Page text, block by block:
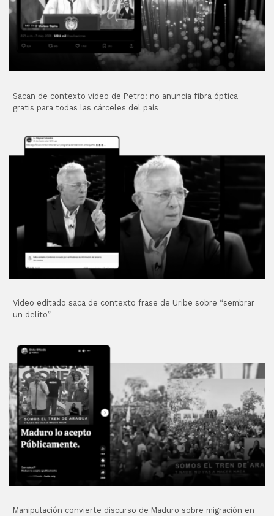
Sacan de contexto video de Petro: no anuncia fibra óptica
gratis para todas las cárceles del país
Video editado saca de contexto frase de Uribe sobre “sembrar
un delito”
Manipulación convierte discurso de Maduro sobre migración en